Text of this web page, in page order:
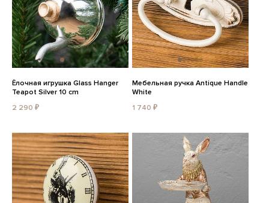
Ёлочная игрушка Glass Hanger
Teapot Silver 10 cm
2 290 ₽
Мебельная ручка Antique Handle
White
1 740 ₽